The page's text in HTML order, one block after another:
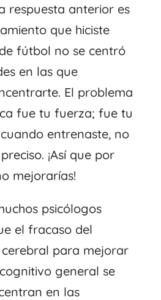
respuesta anterior es
que hiciste
fútbol no se centró
en las que
El problema
fue tu fuerza; fue tu
entrenaste, no
¡Así que por
mejorarías!
psicólogos
el fracaso del
para mejorar
general se
en las